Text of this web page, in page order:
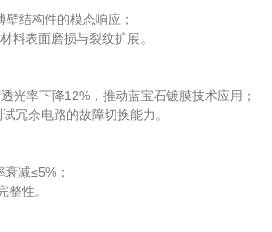
结构件的模态响应；
料表面磨损与裂纹扩展。
光率下降12%，推动蓝宝石镀膜技术应用；
冗余电路的故障切换能力。
减≤5%；
性。